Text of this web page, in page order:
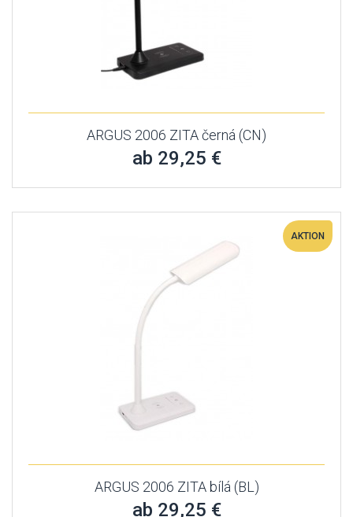
ARGUS 2006 ZITA černá (CN)
ab 29,25 €
AKTION
ARGUS 2006 ZITA bílá (BL)
ab 29,25 €